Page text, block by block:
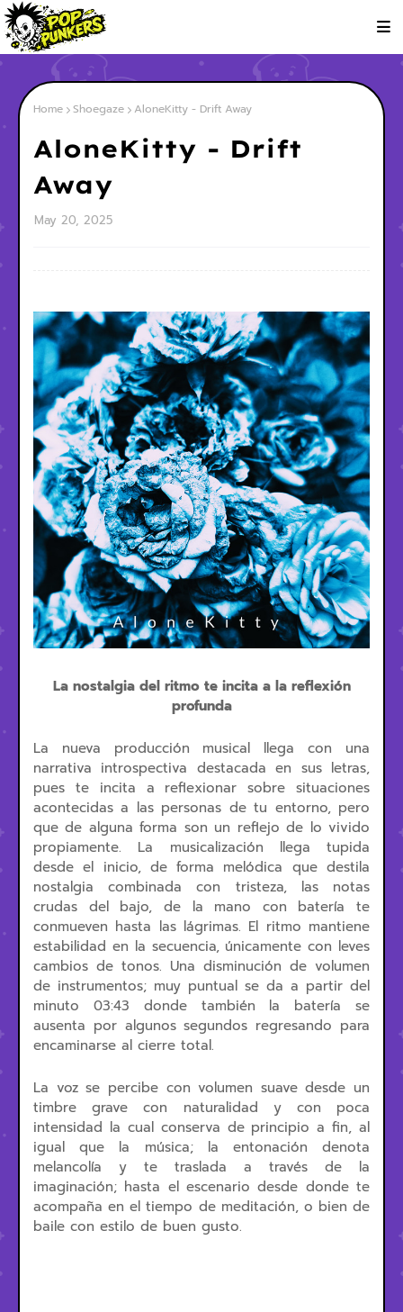
Home Shoegaze AloneKitty - Drift Away
AloneKitty - Drift
Away
May 20, 2025
La nostalgia del ritmo te incita a la reflexión
profunda
La nueva producción musical llega con una
narrativa introspectiva destacada en sus letras,
pues te incita a reflexionar sobre situaciones
acontecidas a las personas de tu entorno, pero
que de alguna forma son un reflejo de lo vivido
propiamente. La musicalización llega tupida
desde el inicio, de forma melódica que destila
nostalgia combinada con tristeza, las notas
crudas del bajo, de la mano con batería te
conmueven hasta las lágrimas. El ritmo mantiene
estabilidad en la secuencia, únicamente con leves
cambios de tonos. Una disminución de volumen
de instrumentos; muy puntual se da a partir del
minuto 03:43 donde también la batería se
ausenta por algunos segundos regresando para
encaminarse al cierre total.
La voz se percibe con volumen suave desde un
timbre grave con naturalidad y con poca
intensidad la cual conserva de principio a fin, al
igual que la música; la entonación denota
melancolía y te traslada a través de la
imaginación; hasta el escenario desde donde te
acompaña en el tiempo de meditación, o bien de
baile con estilo de buen gusto.